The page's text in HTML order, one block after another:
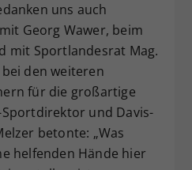
uns auch
Georg Wawer, beim
mit Sportlandesrat Mag.
den weiteren
für die großartige
und Davis-
betonte: „Was
helfenden Hände hier